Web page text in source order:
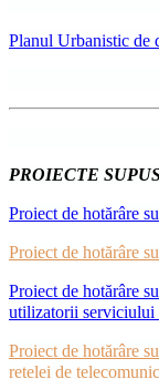
Planul Urbanistic de
PROIECTE
Proiect de hotărâre
Proiect de hotărâre
Proiect de hotărâre
utilizatorii serviciului
Proiect de hotărâre
rețelei de